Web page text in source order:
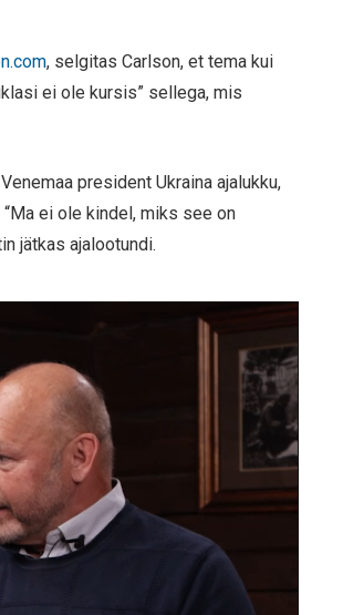
, selgitas Carlson, et tema kui
ei ole kursis” sellega, mis
president Ukraina ajalukku,
ei ole kindel, miks see on
jätkas ajalootundi.